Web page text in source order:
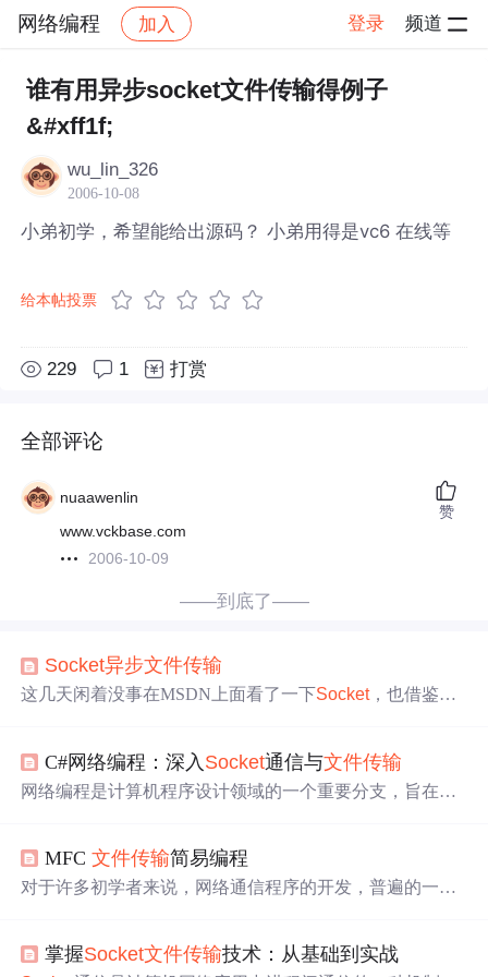
网络编程 加入 登录 频道
社区 网络编程 帖子详情
谁有用异步socket文件传输得例子
&#xff1f;
wu_lin_326
2006-10-08
小弟初学，希望能给出源码？ 小弟用得是vc6 在线等
给本帖投票
229 1 打赏
全部评论
nuaawenlin
www.vckbase.com
2006-10-09
赞
——到底了——
Socket异步文件传输
这几天闲着没事在MSDN上面看了一下Socket，也借鉴了
送数据之前都在数据的前面加了4个字节，存放本次数据的
长度。服务端用一个集合存放接收到的数据，然后用递归
感激。 以下
C#网络编程：深入 Socket通信与文件传输
网络编程是计算机程序设计领域的一个重要分支，旨在通
口，使得开发者能够相对容易地创建网络通信应用。协议
（Protocol）是一组规则和约定，用于在网络环境中实现高
个部分组成：头部信息（Header）：包含协议版本、控制
MFC文件传输简易编程
对于许多初学者来说，网络通信程序的开发，普遍的一个
惑不清，只知其所以而不知起所以然。 同步方式指的是发
掌握Socket文件传输技术：从基础到实战